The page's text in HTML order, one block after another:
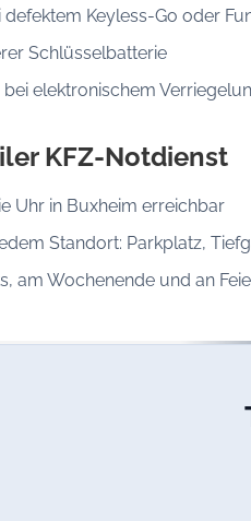
defektem Keyless-Go oder
Schlüsselbatterie
elektronischem
KFZ-Notdienst
Uhr in Buxheim erreichbar
Standort: Parkplatz,
am Wochenende und an